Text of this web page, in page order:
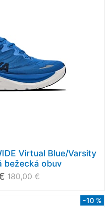
Virtual Blue/Varsity
bežecká obuv
180,00 €
-10 %